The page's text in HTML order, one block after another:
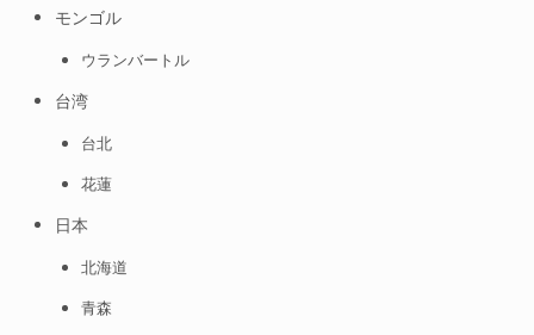
モンゴル
ウランバートル
台湾
台北
花蓮
日本
北海道
青森